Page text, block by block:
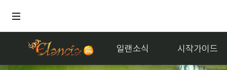
일랜소식 시작가이드